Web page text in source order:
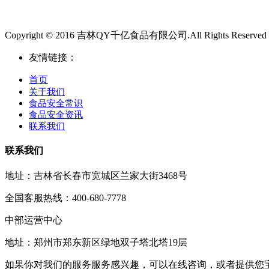
Copyright © 2016 吉林QY千亿食品有限公司.All Rights Reserved
友情链接：
首页
关于我们
食品安全常识
食品安全资讯
联系我们
联系我们
地址：吉林省长春市宽城区兰家大街3468号
全国客服热线：400-680-7778
中部运营中心
地址：郑州市郑东新区绿地双子塔北塔19层
如果你对我们的服务服务感兴趣，可以在线咨询，或者提供您